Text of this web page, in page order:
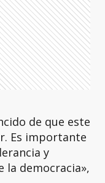
de que este
Es importante
y
la democracia»,